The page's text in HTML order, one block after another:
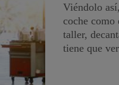
Viéndolo
coche como
taller,
tiene que